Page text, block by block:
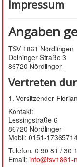
Impressum
Angaben
TSV 1861 Nördlingen
Deininger Straße 3
86720 Nördlingen
Vertreten
1. Vorsitzender
Kontakt:
Lessingstraße 6
86720 Nördlingen
Mobil: 0151-17365714
Telefon: 0 90 81 / 30
Email: info@tsv1861-